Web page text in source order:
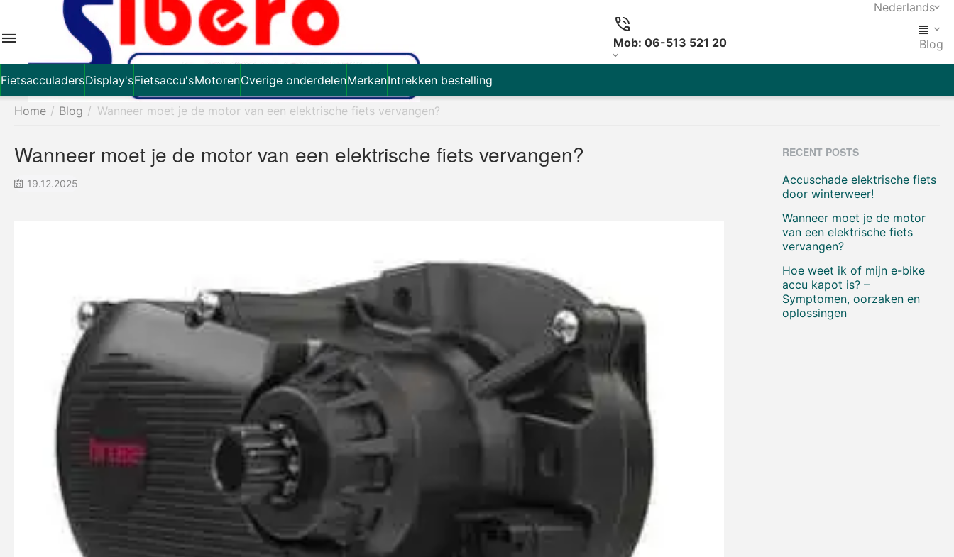
Nederlands
Mob: 06-513 521 20 Blog
FietsacculadersDisplay'sFietsaccu'sMotorenOverige onderdelenMerkenIntrekken bestelling
Home / Blog / Wanneer moet je de motor van een elektrische fiets vervangen?
Wanneer moet je de motor van een elektrische fiets vervangen?
19.12.2025
RECENT POSTS
Accuschade elektrische fiets
door winterweer!
Wanneer moet je de motor
van een elektrische fiets
vervangen?
Hoe weet ik of mijn e-bike
accu kapot is? –
Symptomen, oorzaken en
oplossingen